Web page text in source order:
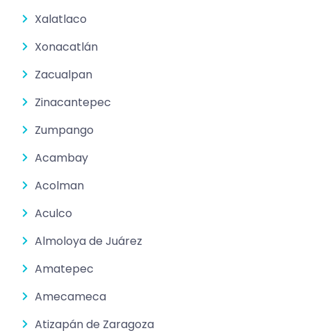
Xalatlaco
Xonacatlán
Zacualpan
Zinacantepec
Zumpango
Acambay
Acolman
Aculco
Almoloya de Juárez
Amatepec
Amecameca
Atizapán de Zaragoza